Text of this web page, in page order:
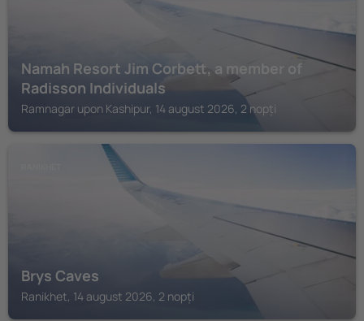
Namah Resort Jim Corbett, a member of
Radisson Individuals
Ramnagar upon Kashipur, 14 august 2026, 2 nopți
Brys Caves
Ranikhet, 14 august 2026, 2 nopți